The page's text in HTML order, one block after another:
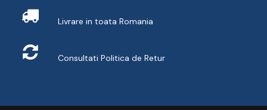
Livrare in toata Romania
Consultati Politica de Retur